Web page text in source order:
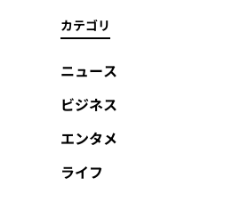
カテゴリ
ニュース
ビジネス
エンタメ
ライフ